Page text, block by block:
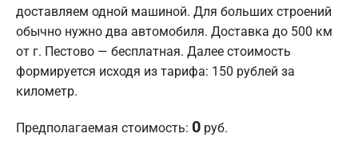
доставляем одной машиной. Для больших строений
обычно нужно два автомобиля. Доставка до 500 км
от г. Пестово — бесплатная. Далее стоимость
формируется исходя из тарифа: 150 рублей за
километр.
Предполагаемая стоимость: 0 руб.